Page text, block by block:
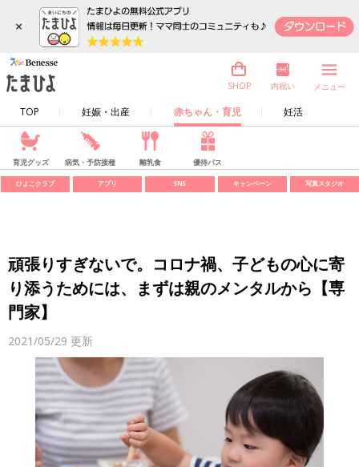
×
TOP 妊娠・出産 赤ちゃん・育児 妊活
SHOP 内祝い メニュー
育児グッズ 病気・予防接種 離乳食 優待パス
ひよこクラブ アプリ SNS キャンペーン 写真スタジオ
頑張りすぎないで。コロナ禍、子どもの心に寄
り添うためには、まずは親のメンタルから【専
門家】
2021/05/29 更新